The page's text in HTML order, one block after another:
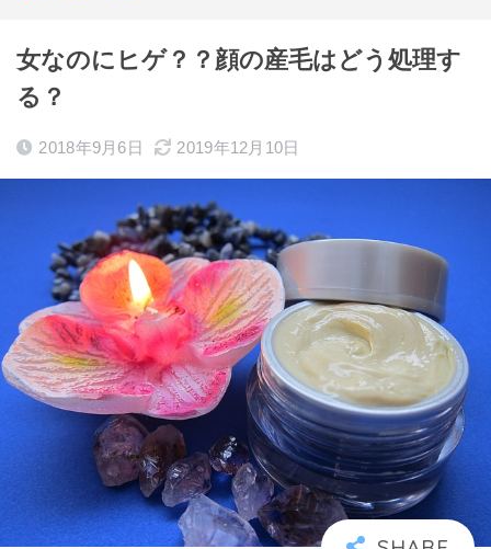
女なのにヒゲ？？顔の産毛はどう処理す
る？
2018年9月6日 2019年12月10日